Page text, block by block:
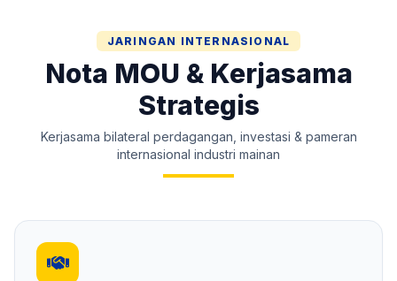
JARINGAN INTERNASIONAL
Nota MOU & Kerjasama
Strategis
Kerjasama bilateral perdagangan, investasi & pameran
internasional industri mainan